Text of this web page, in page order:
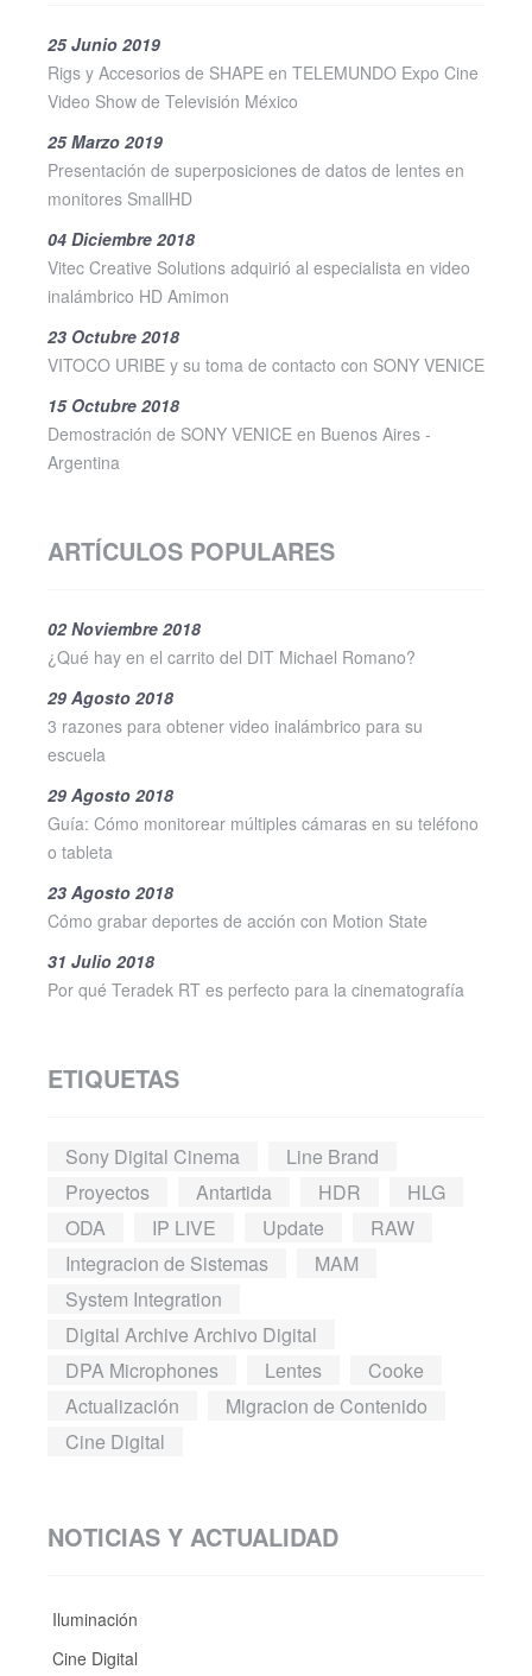
25 Junio 2019
Rigs y Accesorios de SHAPE en TELEMUNDO Expo Cine
Video Show de Televisión México
25 Marzo 2019
Presentación de superposiciones de datos de lentes en
monitores SmallHD
04 Diciembre 2018
Vitec Creative Solutions adquirió al especialista en video
inalámbrico HD Amimon
23 Octubre 2018
VITOCO URIBE y su toma de contacto con SONY VENICE
15 Octubre 2018
Demostración de SONY VENICE en Buenos Aires -
Argentina
ARTÍCULOS POPULARES
02 Noviembre 2018
¿Qué hay en el carrito del DIT Michael Romano?
29 Agosto 2018
3 razones para obtener video inalámbrico para su
escuela
29 Agosto 2018
Guía: Cómo monitorear múltiples cámaras en su teléfono
o tableta
23 Agosto 2018
Cómo grabar deportes de acción con Motion State
31 Julio 2018
Por qué Teradek RT es perfecto para la cinematografía
ETIQUETAS
Sony Digital Cinema
Line Brand
Proyectos
Antartida HDR
HLG
ODA
IP LIVE Update
RAW
Integracion de Sistemas
MAM
System Integration
Digital Archive Archivo Digital
DPA Microphones
Lentes
Cooke
Actualización
Migracion de Contenido
Cine Digital
NOTICIAS Y ACTUALIDAD
Iluminación
Cine Digital